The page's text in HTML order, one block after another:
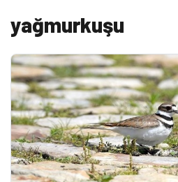
yağmurkuşu